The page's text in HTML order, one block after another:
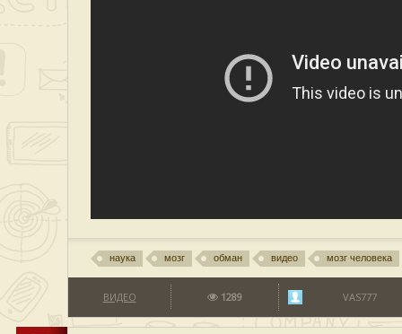
наука мозг обман видео мозг человека
ВИДЕО 1289 VAS777